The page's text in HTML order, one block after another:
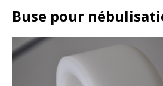
Buse pour